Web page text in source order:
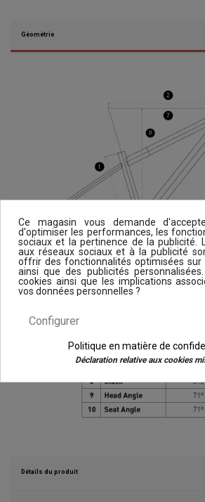
Géométrie
Détails du produit
Ce magasin vous demande
d'optimiser les performances, les
sociaux et la pertinence de la publicité.
aux réseaux sociaux et à la publicité
offrir des fonctionnalités optimisées sur
ainsi que des publicités
cookies ainsi que les implications
vos données personnelles ?
Configurer
Politique en matière de
Déclaration relative aux cookies